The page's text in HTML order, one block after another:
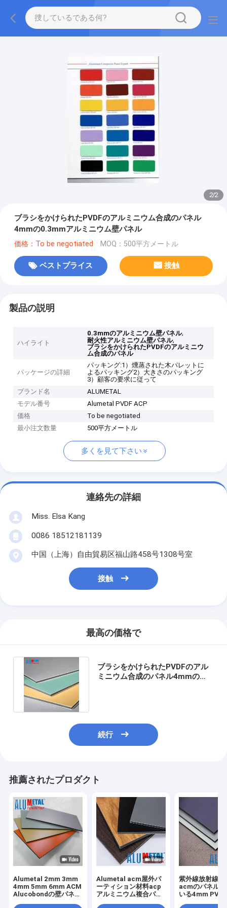
2/2
ブラシをかけられたPVDFのアルミニウム合成のパネル
4mmの0.3mmアルミニウム壁パネル
価格：To be negotiated MOQ：500平方メートル
ベストプライス 接触
製品の説明
ハイライト
0.3mmのアルミニウム壁パネル,
耐火性アルミニウム壁パネル,
ブラシをかけられたPVDFのアルミニウ
ム合成のパネル
パッケージの詳細
パッキング:1）燻蒸された木パレットに
よるパッキング2）大きさのパッキング
3）顧客の要求に従って
ブランド名
ALUMETAL
モデル番号
Alumetal PVDF ACP
価格
To be negotiated
最小注文数量
500平方メートル
多くを見て下さい
連絡先の詳細
Miss. Elsa Kang
0086 18512181139
中国（上海）自由貿易区福山路458号1308号室
接触
最高の価格で
ブラシをかけられたPVDFのアル
ミニウム合成のパネル4mmの
続行
推薦されたプロダクト
Alumetal 2mm 3mm
4mm 5mm 6mm ACM
Alucobondの壁パネル
Alumetal acm屋外パ
ーティション材料acp
アルミニウム複合パネ
紫外線放射線防
acmのパネル
いる4mm